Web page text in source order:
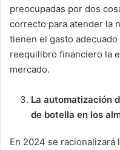
preocupadas por dos
correcto para atender la
tienen el gasto
reequilibro financiero la
mercado.
La automatización
de botella en los
En 2024 se racionalizará